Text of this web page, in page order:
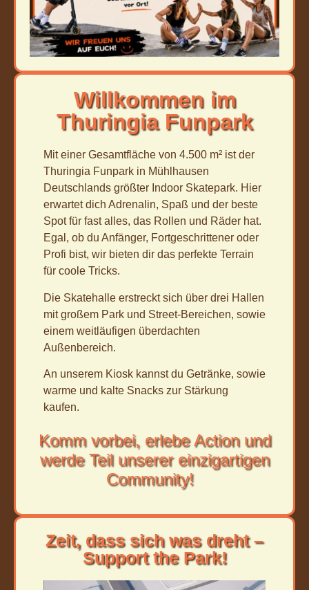
Willkommen im
Thuringia Funpark
Mit einer Gesamtfläche von 4.500 m² ist der
Thuringia Funpark in Mühlhausen
Deutschlands größter Indoor Skatepark. Hier
erwartet dich Adrenalin, Spaß und der beste
Spot für fast alles, das Rollen und Räder hat.
Egal, ob du Anfänger, Fortgeschrittener oder
Profi bist, wir bieten dir das perfekte Terrain
für coole Tricks.
Die Skatehalle erstreckt sich über drei Hallen
mit großem Park und Street-Bereichen, sowie
einem weitläufigen überdachten
Außenbereich.
An unserem Kiosk kannst du Getränke, sowie
warme und kalte Snacks zur Stärkung
kaufen.
Komm vorbei, erlebe Action und
werde Teil unserer einzigartigen
Community!
Zeit, dass sich was dreht –
Support the Park!